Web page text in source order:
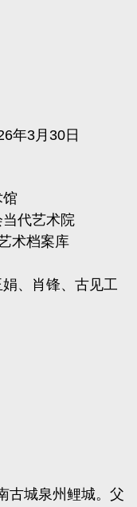
年3月30日
代艺术院
档案库
、肖锋、古见工
古城泉州鲤城。父